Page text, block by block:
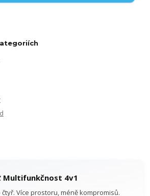
4v1
čtyř. Více prostoru, méně kompromisů.